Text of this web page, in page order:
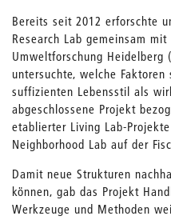
Bereits seit 2012 erforschte
Research Lab gemeinsam
Umweltforschung Heidelberg
untersuchte, welche
suffizienten Lebensstil als
abgeschlossene Projekt
etablierter Living Lab-
Neighborhood Lab auf der
Damit neue Strukturen
können, gab das Projekt
Werkzeuge und Methoden